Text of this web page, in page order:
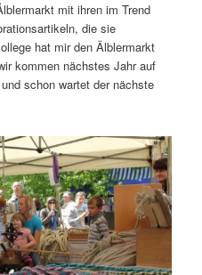
mit ihren im Trend
die sie
hat mir den Älblermarkt
kommen nächstes Jahr auf
schon wartet der nächste